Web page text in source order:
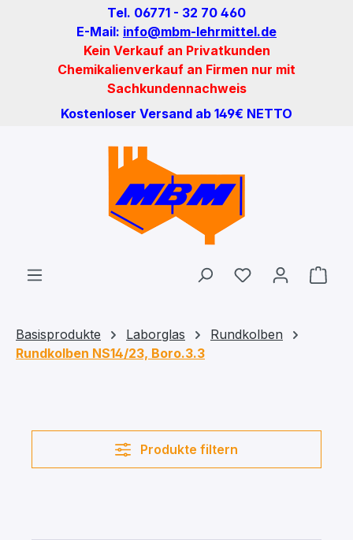
Zum Hauptinhalt springenTel. 06771 - 32 70 460
E-Mail: info@mbm-lehrmittel.de
Kein Verkauf an Privatkunden
Chemikalienverkauf an Firmen nur mit
Sachkundennachweis
Kostenloser Versand ab 149€ NETTO
Du hast 0
Basisprodukte Laborglas
Rundkolben
Rundkolben NS14/23, Boro.3.3
Produkte filtern